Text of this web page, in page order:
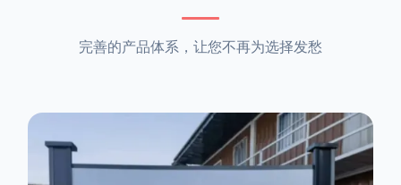
完善的产品体系，让您不再为选择发愁